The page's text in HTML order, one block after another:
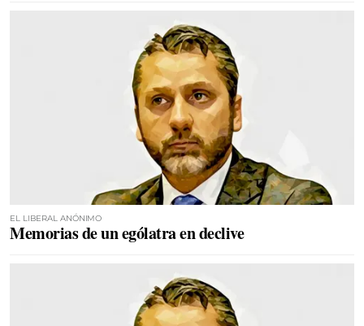
EL LIBERAL ANÓNIMO
Memorias de un ególatra en declive